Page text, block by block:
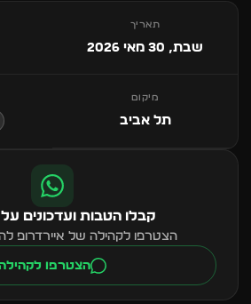
תאריך
שבת, 30 מאי 2026
מיקום
תל אביב
קבלו הטבות ועדכונים על
הצטרפו לקהילה של איירדרופ
הצטרפו